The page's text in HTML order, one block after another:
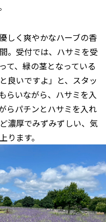
しく爽やかなハーブの香
。受付では、ハサミを受
て、緑の茎となっている
良いですよ」と、スタッ
らいながら、ハサミを入
らパチンとハサミを入れ
濃厚でみずみずしい、気
ります。